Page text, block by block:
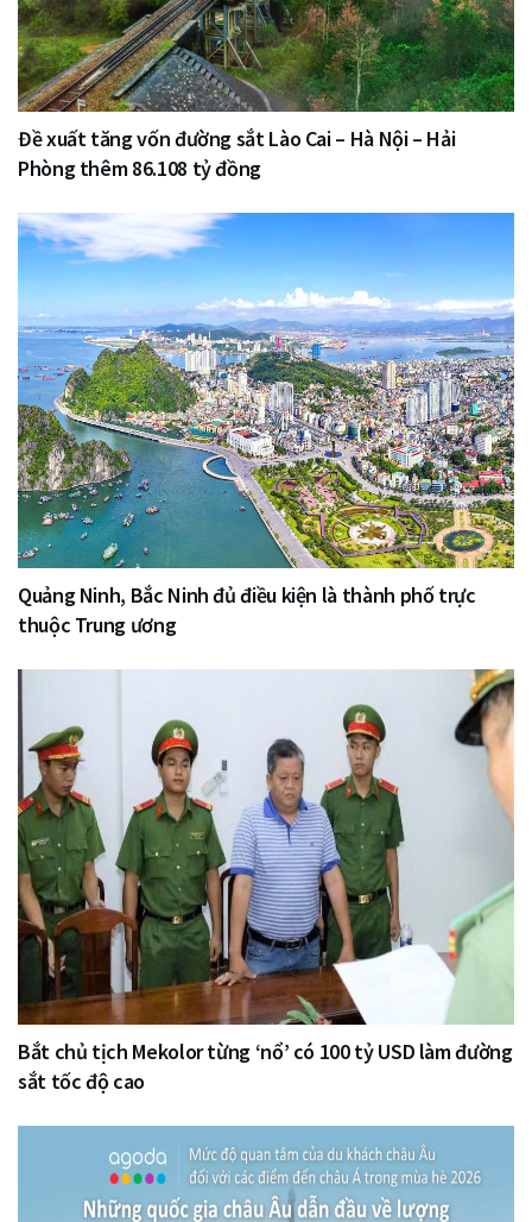
Đề xuất tăng vốn đường sắt Lào Cai – Hà Nội – Hải
Phòng thêm 86.108 tỷ đồng
Quảng Ninh, Bắc Ninh đủ điều kiện là thành phố trực
thuộc Trung ương
Bắt chủ tịch Mekolor từng ‘nổ’ có 100 tỷ USD làm đường
sắt tốc độ cao